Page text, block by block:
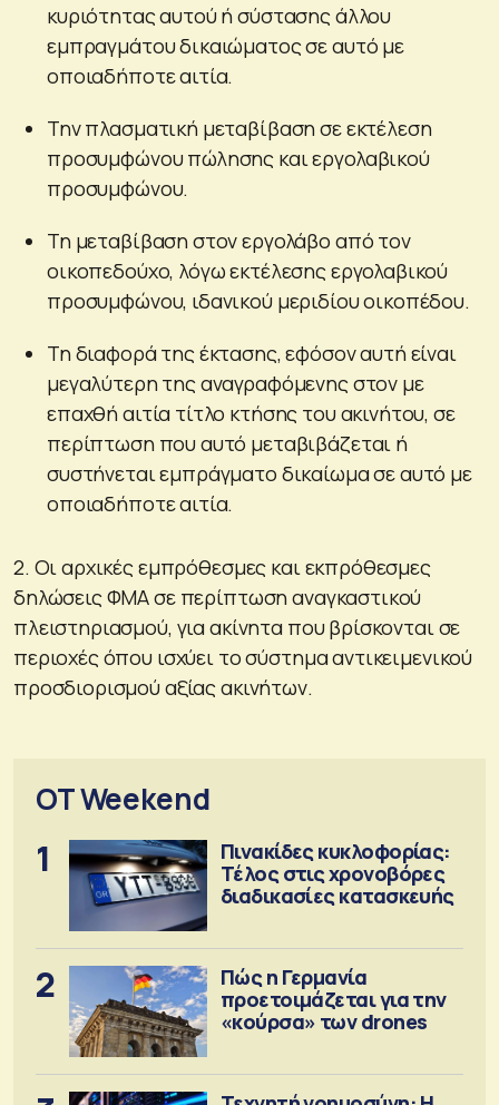
κυριότητας αυτού ή σύστασης άλλου
εμπραγμάτου δικαιώματος σε αυτό με
οποιαδήποτε αιτία.
Την πλασματική μεταβίβαση σε εκτέλεση
προσυμφώνου πώλησης και εργολαβικού
προσυμφώνου.
Τη μεταβίβαση στον εργολάβο από τον
οικοπεδούχο, λόγω εκτέλεσης εργολαβικού
προσυμφώνου, ιδανικού μεριδίου οικοπέδου.
Τη διαφορά της έκτασης, εφόσον αυτή είναι
μεγαλύτερη της αναγραφόμενης στον με
επαχθή αιτία τίτλο κτήσης του ακινήτου, σε
περίπτωση που αυτό μεταβιβάζεται ή
συστήνεται εμπράγματο δικαίωμα σε αυτό με
οποιαδήποτε αιτία.
2. Οι αρχικές εμπρόθεσμες και εκπρόθεσμες
δηλώσεις ΦΜΑ σε περίπτωση αναγκαστικού
πλειστηριασμού, για ακίνητα που βρίσκονται σε
περιοχές όπου ισχύει το σύστημα αντικειμενικού
προσδιορισμού αξίας ακινήτων.
OT Weekend
1
Πινακίδες κυκλοφορίας:
Τέλος στις χρονοβόρες
διαδικασίες κατασκευής
2
Πώς η Γερμανία
προετοιμάζεται για την
«κούρσα» των drones